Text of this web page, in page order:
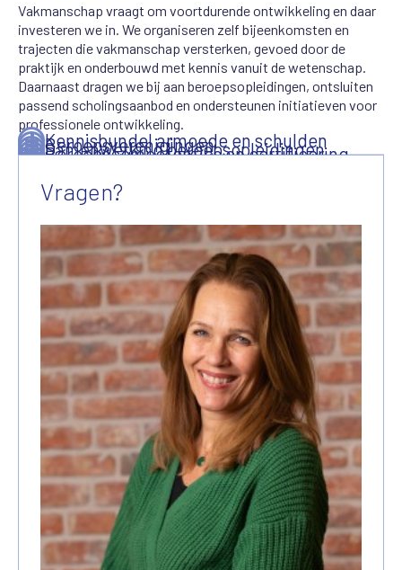
Vakmanschap vraagt om voortdurende ontwikkeling en daar
investeren we in. We organiseren zelf bijeenkomsten en
trajecten die vakmanschap versterken, gevoed door de
praktijk en onderbouwd met kennis vanuit de wetenschap.
Daarnaast dragen we bij aan beroepsopleidingen, ontsluiten
passend scholingsaanbod en ondersteunen initiatieven voor
professionele ontwikkeling.
Werkwijzers en modules
Kennisbank
Beroepscompetenties en certificering
Samenwerking beroepsopleidingen
Beroepsverenigingen
Kennisbundel armoede en schulden
Vragen?